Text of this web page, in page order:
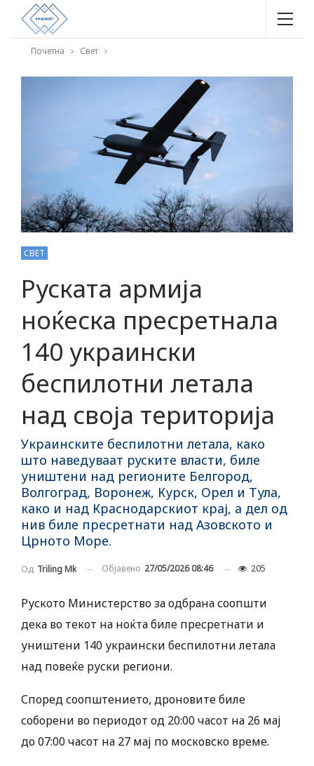
Почетна Свет
СВЕТ
Руската армија
ноќеска пресретнала
140 украински
беспилотни летала
над своја територија
Украинските беспилотни летала, како
што наведуваат руските власти, биле
уништени над регионите Белгород,
Волгоград, Воронеж, Курск, Орел и Тула,
како и над Краснодарскиот крај, а дел од
нив биле пресретнати над Азовското и
Црното Море.
Од Triling Mk Објавено 27/05/2026 08:46 205
Руското Министерство за одбрана соопшти
дека во текот на ноќта биле пресретнати и
уништени 140 украински беспилотни летала
над повеќе руски региони.
Според соопштението, дроновите биле
соборени во периодот од 20:00 часот на 26 мај
до 07:00 часот на 27 мај по московско време.